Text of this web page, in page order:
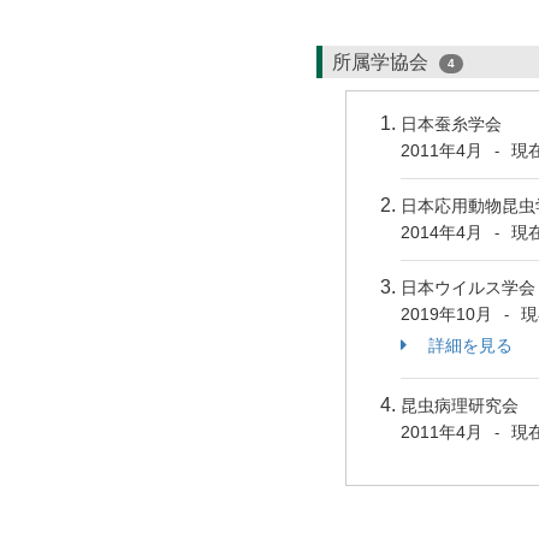
所属学協会 4
日本蚕糸学会
2011年4月
- 現
日本応用動物昆虫
2014年4月
- 現
日本ウイルス学会
2019年10月
-
詳細を見る
昆虫病理研究会
2011年4月
- 現